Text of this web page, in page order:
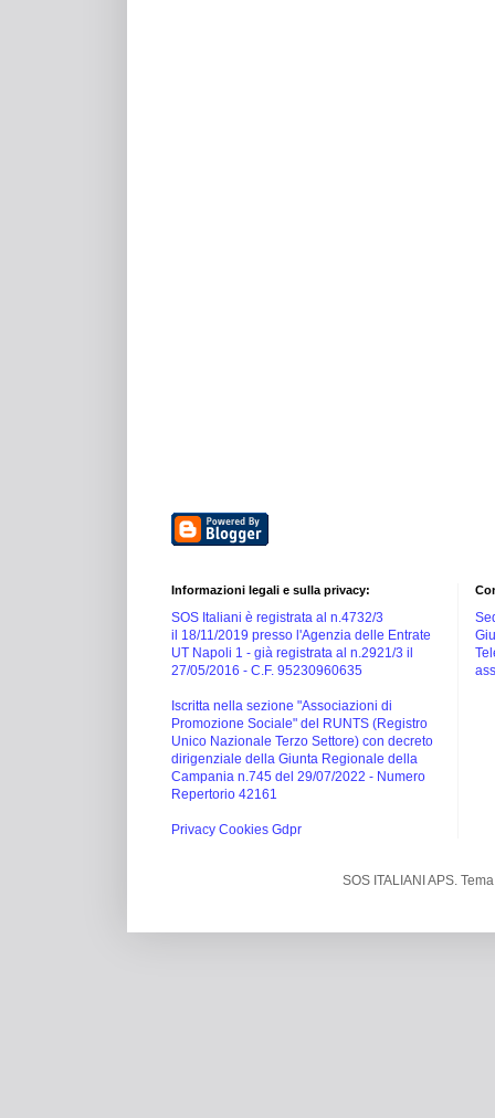
Informazioni legali e sulla privacy:
SOS Italiani è registrata al n.4732/3
il 18/11/2019 presso l'Agenzia delle Entrate
UT Napoli 1 - già registrata al n.2921/3 il
27/05/2016 - C.F. 95230960635
Iscritta nella sezione "Associazioni di
Promozione Sociale" del RUNTS (Registro
Unico Nazionale Terzo Settore) con decreto
dirigenziale della Giunta Regionale della
Campania n.745 del 29/07/2022 - Numero
Repertorio 42161
Privacy Cookies Gdpr
SOS ITALIANI APS.